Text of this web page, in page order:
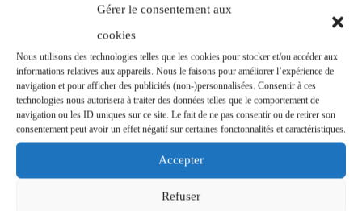
Gérer le consentement aux
cookies
Nous utilisons des technologies telles que les cookies pour stocker et/ou accéder aux
informations relatives aux appareils. Nous le faisons pour améliorer l’expérience de
navigation et pour afficher des publicités (non-)personnalisées. Consentir à ces
technologies nous autorisera à traiter des données telles que le comportement de
navigation ou les ID uniques sur ce site. Le fait de ne pas consentir ou de retirer son
consentement peut avoir un effet négatif sur certaines fonctonnalités et caractéristiques.
Accepter
Refuser
Soumettez le commentaire